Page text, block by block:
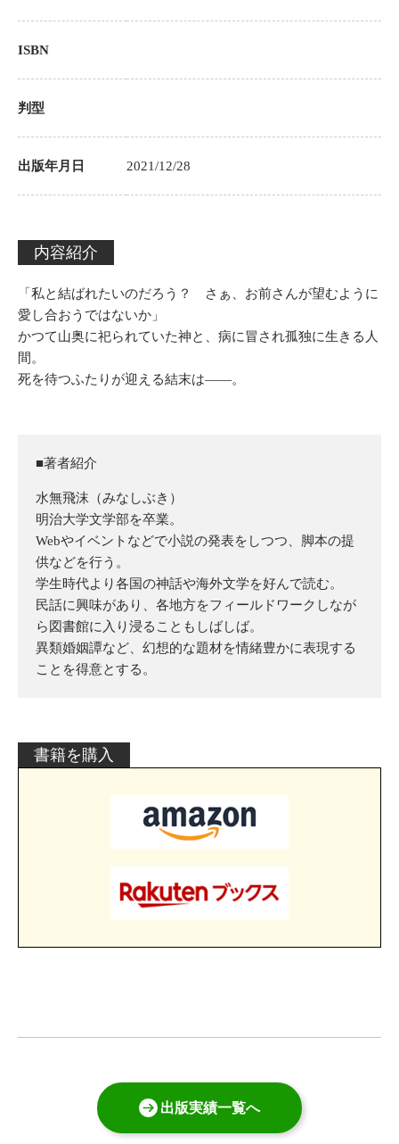
ISBN
判型
出版年月日 2021/12/28
内容紹介
「私と結ばれたいのだろう？ さぁ、お前さんが望むように
愛し合おうではないか」
かつて山奥に祀られていた神と、病に冒され孤独に生きる人
間。
死を待つふたりが迎える結末は――。
■著者紹介
水無飛沫（みなしぶき）
明治大学文学部を卒業。
Webやイベントなどで小説の発表をしつつ、脚本の提
供などを行う。
学生時代より各国の神話や海外文学を好んで読む。
民話に興味があり、各地方をフィールドワークしなが
ら図書館に入り浸ることもしばしば。
異類婚姻譚など、幻想的な題材を情緒豊かに表現する
ことを得意とする。
書籍を購入
出版実績一覧へ